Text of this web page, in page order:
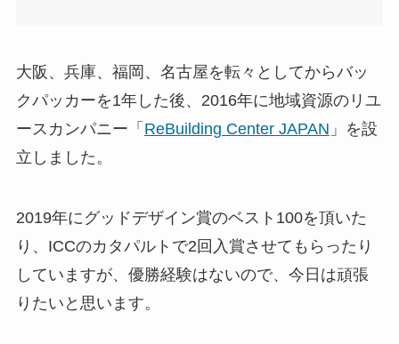
大阪、兵庫、福岡、名古屋を転々としてからバッ
クパッカーを1年した後、2016年に地域資源のリユ
ースカンパニー「 ReBuilding Center JAPAN 」を設
立しました。
2019年にグッドデザイン賞のベスト100を頂いた
り、ICCのカタパルトで2回入賞させてもらったり
していますが、優勝経験はないので、今日は頑張
りたいと思います。